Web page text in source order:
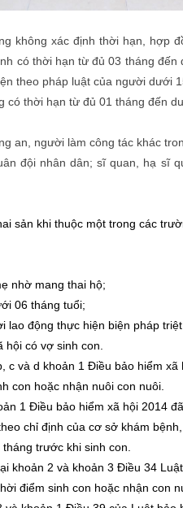
không xác định thời hạn, hợp
có thời hạn từ đủ 03 tháng
theo pháp luật của người dưới
có thời hạn từ đủ 01 tháng đến
an, người làm công tác khác
đội nhân dân; sĩ quan, hạ sĩ
sản khi thuộc một trong các
nhờ mang thai hộ;
06 tháng tuổi;
lao động thực hiện biện pháp
có vợ sinh con.
c và d khoản 1 Điều bảo hiểm
con hoặc nhận nuôi con nuôi.
1 Điều bảo hiểm xã hội 2014
chỉ định của cơ sở khám
trước khi sinh con.
khoản 2 và khoản 3 Điều 34
điểm sinh con hoặc nhận con